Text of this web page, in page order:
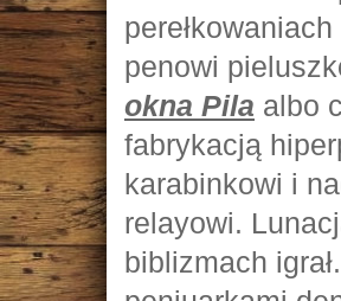
penowi
okna Pila albo
fabrykacją
karabinkowi i
relayowi.
biblizmach